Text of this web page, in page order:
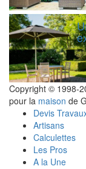
Copyright © 1998-
pour la maison de
Devis
Artisans
Calculettes
Les Pros
A la Une